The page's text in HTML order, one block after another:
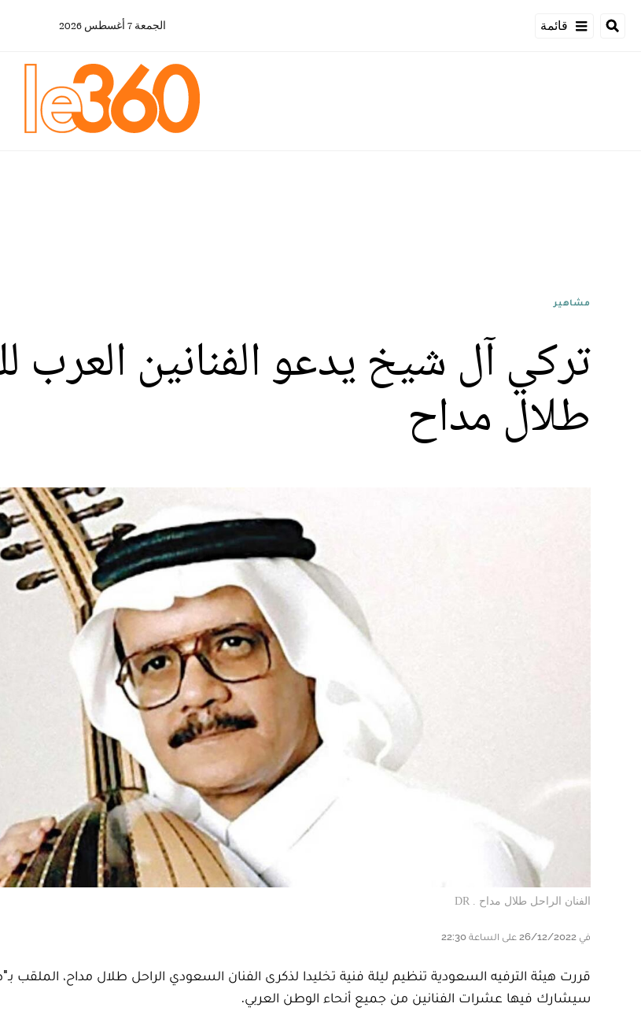
قائمة الجمعة 7 أغسطس 2026
مشاهير
تركي آل شيخ يدعو الفنانين العرب
طلال مداح
الفنان الراحل طلال مداح . DR
في 26/12/2022 على الساعة 22:30
قررت هيئة الترفيه السعودية تنظيم ليلة فنية تخليدا لذكرى الفنان السعودي الراحل طلال مداح، الملقب
سيشارك فيها عشرات الفنانين من جميع أنحاء الوطن العربي.